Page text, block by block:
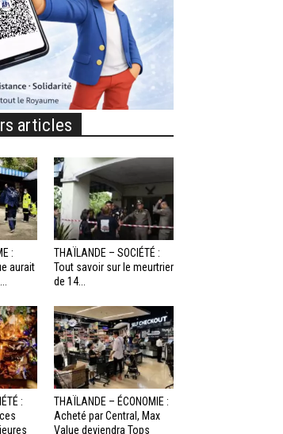
articles
:
aurait
THAÏLANDE – SOCIÉTÉ :
Tout savoir sur le meurtrier
de 14...
:
THAÏLANDE – ÉCONOMIE :
Acheté par Central, Max
Value deviendra Tops